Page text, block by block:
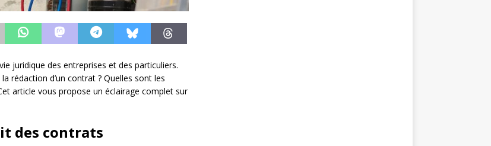
juridique des entreprises et des particuliers.
rédaction d’un contrat ? Quelles sont les
article vous propose un éclairage complet sur
des contrats